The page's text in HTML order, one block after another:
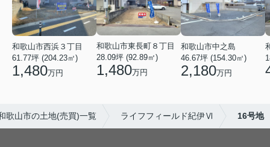
和歌山市西浜３丁目
61.77坪 (204.23㎡)
1,480万円
和歌山市東長町８丁目
28.09坪 (92.89㎡)
1,480万円
和歌山市中之島
46.67坪 (154.30㎡)
2,180万円
歌山市の土地(売買)一覧 ライフフィールド紀伊Ⅵ 16号地